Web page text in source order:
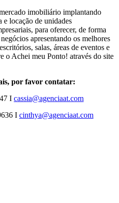
imobiliário implantando
locação de unidades
para oferecer, de forma
apresentando os melhores
salas, áreas de eventos e
o Achei meu Ponto! através do site
por favor contatar:
I cassia@agenciaat.com
I cinthya@agenciaat.com